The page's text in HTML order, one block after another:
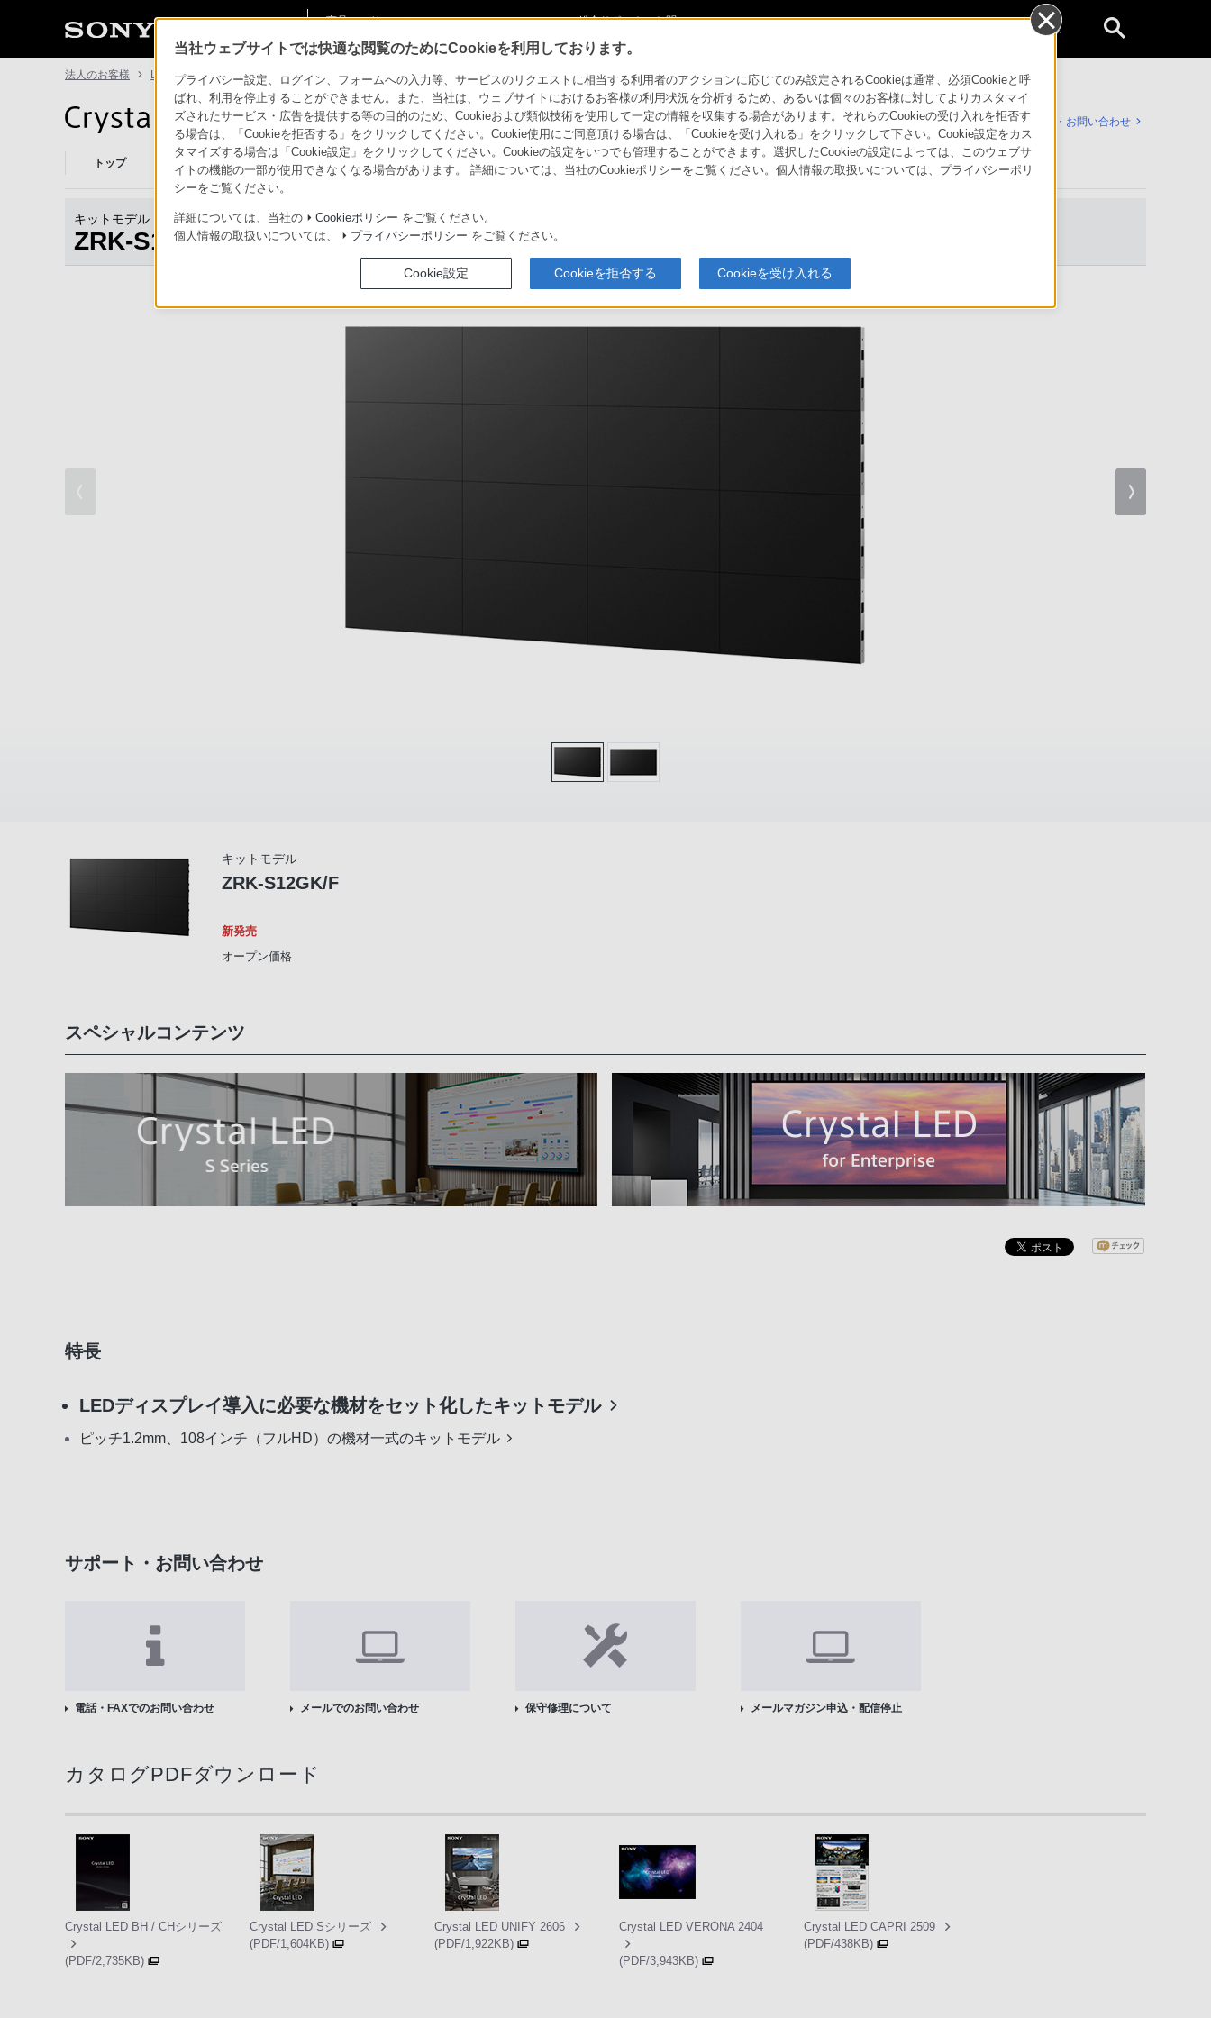
商品・ソリューショ
ン情報
総合サポート・お問
個人のお客様
法人のお客様 LEDディスプレイ Crystal LED ZRK-S12GK/F
LEDディスプレイ Crystal LED サポート・お問い合わせ
トップ Crystal LEDとは 商品一覧 事例紹介 システム構成例
キットモデル
ZRK-S12GK/F 商品トップ 特長
キットモデル
ZRK-S12GK/F
新発売
オープン価格
スペシャルコンテンツ
特長
LEDディスプレイ導入に必要な機材をセット化したキットモデル
ピッチ1.2mm、108インチ（フルHD）の機材一式のキットモデル
サポート・お問い合わせ
電話・FAXでのお問い合わせ メールでのお問い合わせ 保守修理について メールマガジン申込・配信停止
カタログPDFダウンロード
Crystal LED BH / CHシリーズ
(PDF/2,735KB)
Crystal LED Sシリーズ
(PDF/1,604KB)
Crystal LED UNIFY 2606
(PDF/1,922KB)
Crystal LED VERONA 2404
(PDF/3,943KB)
Crystal LED CAPRI 2509
(PDF/438KB)
当社ウェブサイトでは快適な閲覧のためにCookieを利用しております。
プライバシー設定、ログイン、フォームへの入力等、サービスのリクエストに相当する利用者のアクションに応じてのみ設定されるCookieは通常、必須Cookieと呼
ばれ、利用を停止することができません。また、当社は、ウェブサイトにおけるお客様の利用状況を分析するため、あるいは個々のお客様に対してよりカスタマイ
ズされたサービス・広告を提供する等の目的のため、Cookieおよび類似技術を使用して一定の情報を収集する場合があります。それらのCookieの受け入れを拒否す
る場合は、「Cookieを拒否する」をクリックしてください。Cookie使用にご同意頂ける場合は、「Cookieを受け入れる」をクリックして下さい。Cookie設定をカス
タマイズする場合は「Cookie設定」をクリックしてください。Cookieの設定をいつでも管理することができます。選択したCookieの設定によっては、このウェブサ
イトの機能の一部が使用できなくなる場合があります。 詳細については、当社のCookieポリシーをご覧ください。個人情報の取扱いについては、プライバシーポリ
シーをご覧ください。
詳細については、当社の Cookieポリシー をご覧ください。
個人情報の取扱いについては、
プライバシーポリシー をご覧ください。
Cookie設定 Cookieを拒否する Cookieを受け入れる